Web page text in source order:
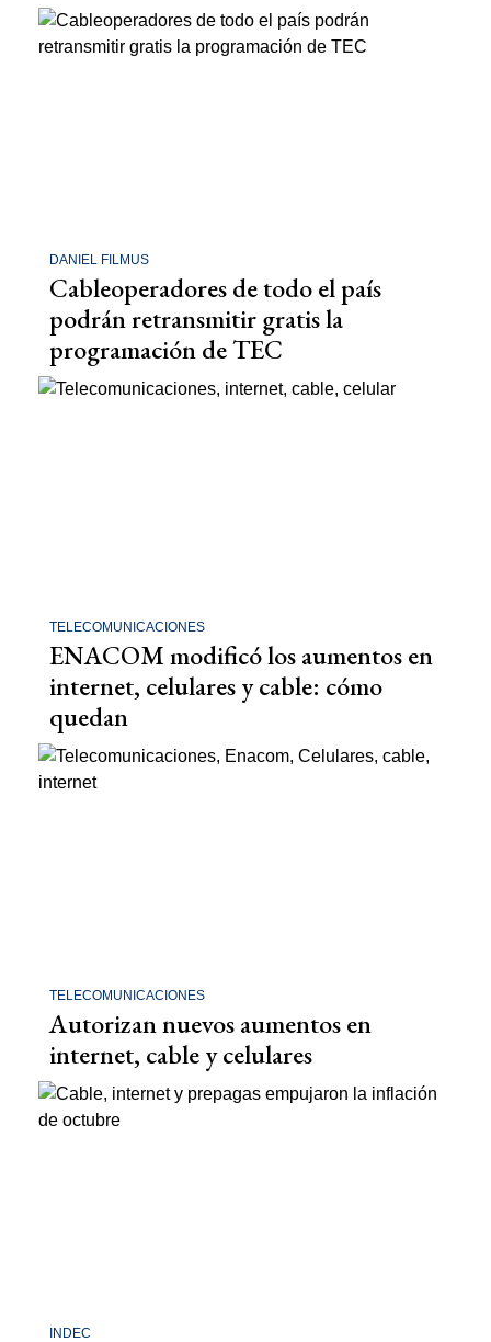
DANIEL FILMUS
Cableoperadores de todo el país
podrán retransmitir gratis la
programación de TEC
TELECOMUNICACIONES
ENACOM modificó los aumentos en
internet, celulares y cable: cómo
quedan
TELECOMUNICACIONES
Autorizan nuevos aumentos en
internet, cable y celulares
INDEC